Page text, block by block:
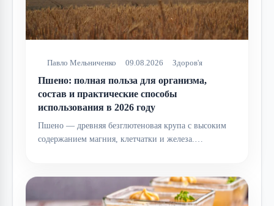
Павло Мельниченко 09.08.2026 Здоров'я
Пшено: полная польза для организма,
состав и практические способы
использования в 2026 году
Пшено — древняя безглютеновая крупа с высоким
содержанием магния, клетчатки и железа.…